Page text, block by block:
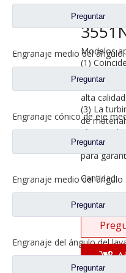
Preguntar
Preguntar
Preguntar
Preguntar
Preguntar
Modelos
(1)
calidad
(2) La
alta
(3) La
de
térmico de
(4) El
para
Cantidad: